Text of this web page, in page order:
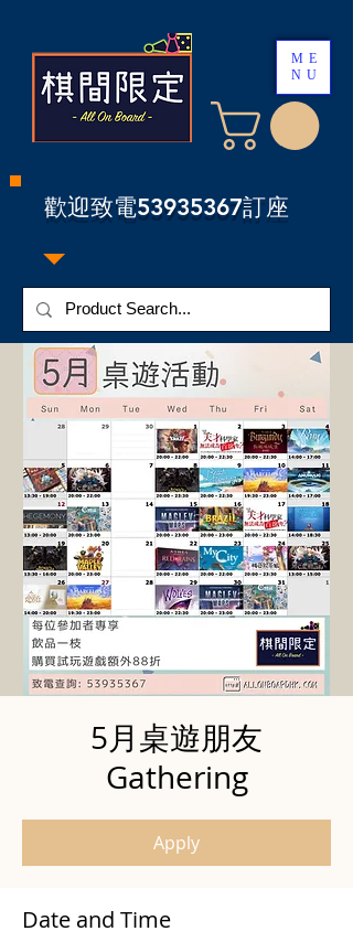
​歡迎致電53935367訂座
ME
NU
5月桌遊朋友
Gathering
Apply
Date and Time